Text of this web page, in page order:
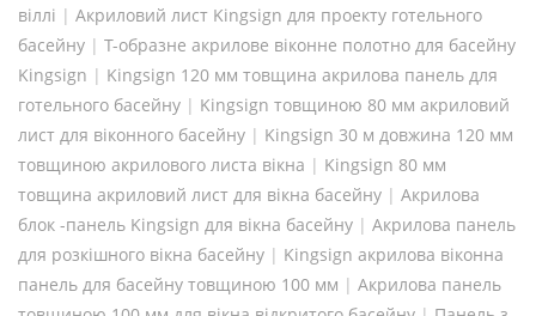
віллі | Акриловий лист Kingsign для проекту готельного
басейну | Т-образне акрилове віконне полотно для басейну
Kingsign | Kingsign 120 мм товщина акрилова панель для
готельного басейну | Kingsign товщиною 80 мм акриловий
лист для віконного басейну | Kingsign 30 м довжина 120 мм
товщиною акрилового листа вікна | Kingsign 80 мм
товщина акриловий лист для вікна басейну | Акрилова
блок -панель Kingsign для вікна басейну | Акрилова панель
для розкішного вікна басейну | Kingsign акрилова віконна
панель для басейну товщиною 100 мм | Акрилова панель